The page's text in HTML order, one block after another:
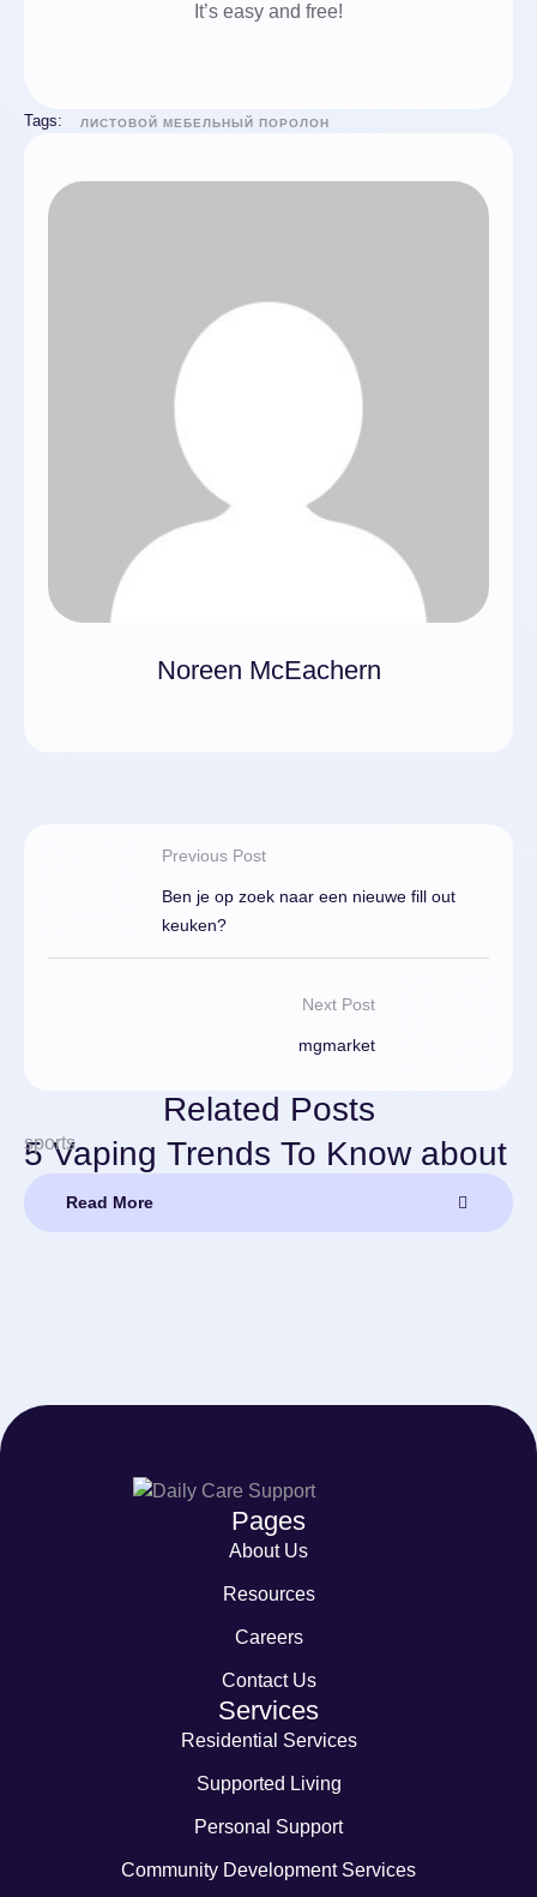
It’s easy and free!
Tags: ЛИСТОВОЙ МЕБЕЛЬНЫЙ ПОРОЛОН
Noreen McEachern
Previous Post
Ben je op zoek naar een nieuwe fill out
keuken?
Next Post
mgmarket
Related Posts
sports
5 Vaping Trends To Know about
Read More
Pages
About Us
Resources
Careers
Contact Us
Services
Residential Services
Supported Living
Personal Support
Community Development Services